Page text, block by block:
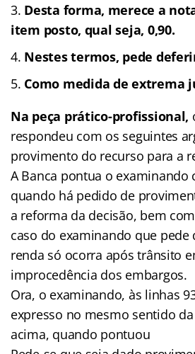
Desta forma, merece a
item posto, qual seja, 0,90.
Nestes termos, pede
Como medida de extrema
Na peça prático-profissional,
respondeu com os seguintes
provimento do recurso para a
A Banca pontua o examinando
quando há pedido de
a reforma da decisão, bem
caso do examinando que pede
renda só ocorra após trânsito
improcedência dos embargos.
Ora, o examinando, às linhas
expresso no mesmo sentido
acima, quando pontuou